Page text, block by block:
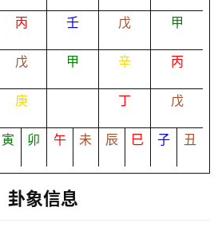
注册
丙 壬 戊 甲
戊 甲 辛 丙
庚 丁 戊
寅 卯 午 未 辰 巳 子 丑
卦象信息